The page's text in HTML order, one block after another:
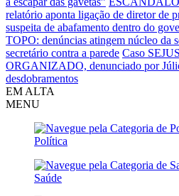
relatório aponta ligação de diretor de
suspeita de abafamento dentro do
TOPO: denúncias atingem núcleo da
secretário contra a parede Caso
ORGANIZADO, denunciado por
desdobramentos
EM ALTA
MENU
Política
Saúde